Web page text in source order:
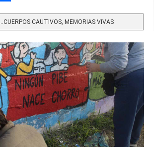
CAUTIVOS, MEMORIAS VIVAS